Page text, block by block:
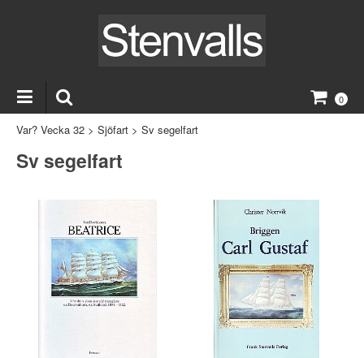
0
Var? Vecka 32 > Sjöfart > Sv segelfart
Sv segelfart